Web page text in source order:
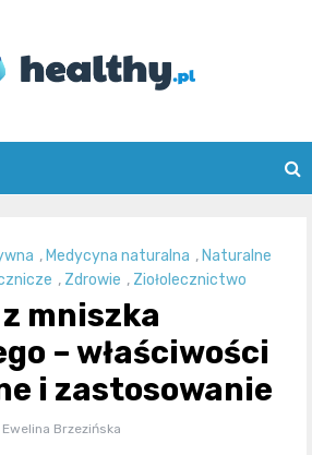
,Medycyna naturalna ,Naturalne
, Zdrowie , Ziołolecznictwo
mniszka
– właściwości
i zastosowanie
Ewelina Brzezińska